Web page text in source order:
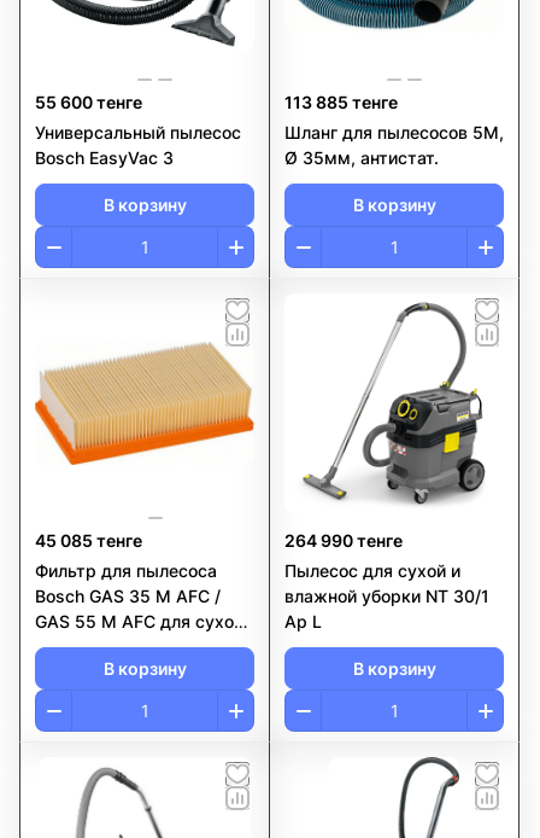
55 600 тенге
Универсальный пылесос
Bosch EasyVac 3
В корзину
113 885 тенге
Шланг для пылесосов 5М,
Ø 35мм, антистат.
В корзину
45 085 тенге
Фильтр для пылесоса
Bosch GAS 35 M AFC /
GAS 55 M AFC для сухого
и мокрого метода
В корзину
264 990 тенге
Пылесос для сухой и
влажной уборки NT 30/1
Ap L
В корзину